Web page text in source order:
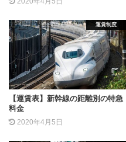
運賃制度
【運賃表】新幹線の距離別の特急
料金
2020年4月5日